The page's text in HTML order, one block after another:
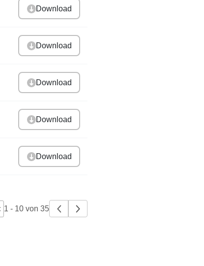
Download
Download
Download
Download
Download
1 - 10 von 35